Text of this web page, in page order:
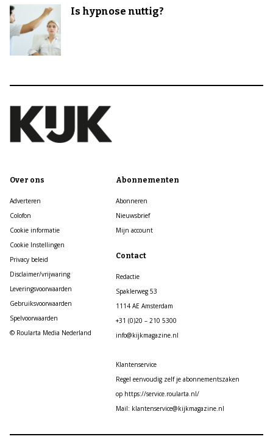
Is hypnose nuttig?
Over ons
Adverteren
Colofon
Cookie informatie
Cookie Instellingen
Privacy beleid
Disclaimer/vrijwaring
Leveringsvoorwaarden
Gebruiksvoorwaarden
Spelvoorwaarden
© Roularta Media Nederland
Abonnementen
Abonneren
Nieuwsbrief
Mijn account
Contact
Redactie
Spaklerweg 53
1114 AE Amsterdam
+31 (0)20 – 210 5300
info@kijkmagazine.nl
Klantenservice
Regel eenvoudig zelf je abonnementszaken
op https://service.roularta.nl/
Mail: klantenservice@kijkmagazine.nl